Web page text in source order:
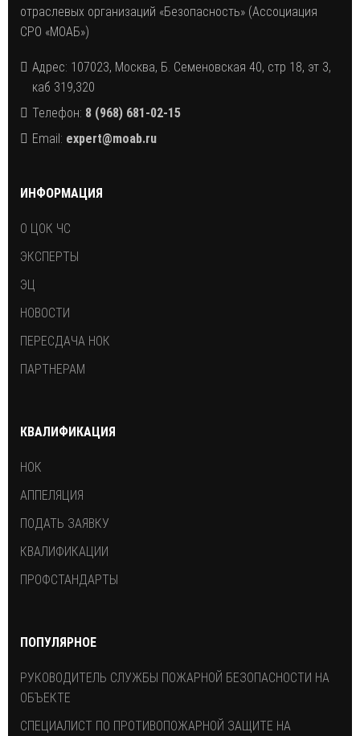
отраслевых организаций «Безопасность» (Ассоциация
СРО «МОАБ»)
Адрес: 107023, Москва, Б. Семеновская 40, стр 18, эт 3,
каб 319,320
Телефон: 8 (968) 681-02-15
Email: expert@moab.ru
ИНФОРМАЦИЯ
О ЦОК ЧС
ЭКСПЕРТЫ
ЭЦ
НОВОСТИ
ПЕРЕСДАЧА НОК
ПАРТНЕРАМ
КВАЛИФИКАЦИЯ
НОК
АППЕЛЯЦИЯ
ПОДАТЬ ЗАЯВКУ
КВАЛИФИКАЦИИ
ПРОФСТАНДАРТЫ
ПОПУЛЯРНОЕ
РУКОВОДИТЕЛЬ СЛУЖБЫ ПОЖАРНОЙ БЕЗОПАСНОСТИ НА
ОБЪЕКТЕ
СПЕЦИАЛИСТ ПО ПРОТИВОПОЖАРНОЙ ЗАЩИТЕ НА